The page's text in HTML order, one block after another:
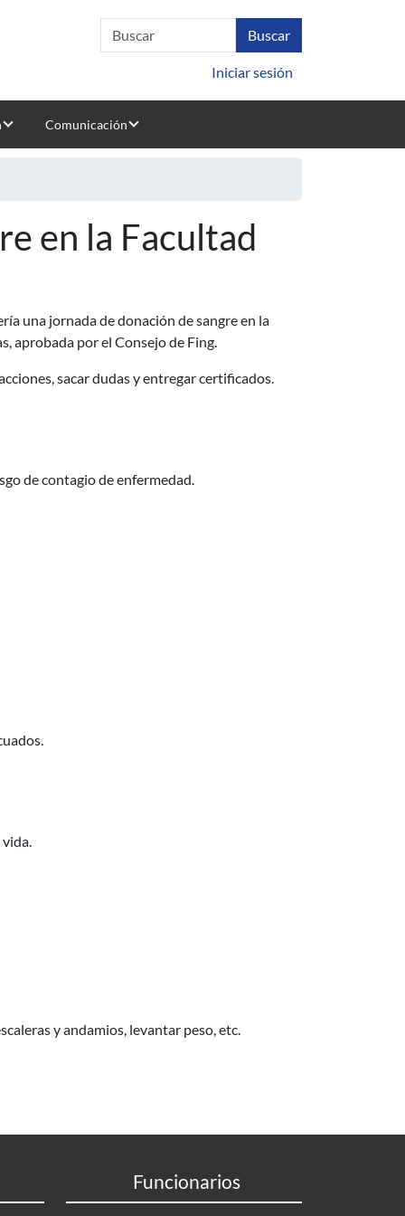
Iniciar sesión
Comunicación
en la Facultad
una jornada de donación de sangre en la
aprobada por el Consejo de Fing.
sacar dudas y entregar certificados.
de contagio de enfermedad.
y andamios, levantar peso, etc.
Funcionarios